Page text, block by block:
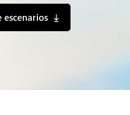
escenarios